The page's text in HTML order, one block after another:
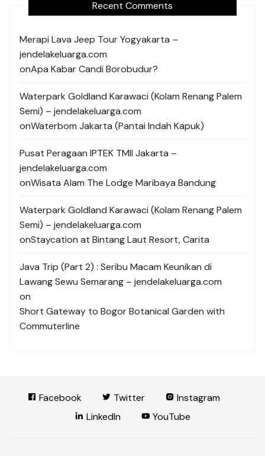
Recent Comments
Merapi Lava Jeep Tour Yogyakarta –
jendelakeluarga.com
onApa Kabar Candi Borobudur?
Waterpark Goldland Karawaci (Kolam Renang Palem
Semi) – jendelakeluarga.com
onWaterbom Jakarta (Pantai Indah Kapuk)
Pusat Peragaan IPTEK TMII Jakarta –
jendelakeluarga.com
onWisata Alam The Lodge Maribaya Bandung
Waterpark Goldland Karawaci (Kolam Renang Palem
Semi) – jendelakeluarga.com
onStaycation at Bintang Laut Resort, Carita
Java Trip (Part 2) : Seribu Macam Keunikan di
Lawang Sewu Semarang – jendelakeluarga.com
on
Short Gateway to Bogor Botanical Garden with
Commuterline
Facebook Twitter
Instagram
LinkedIn
YouTube